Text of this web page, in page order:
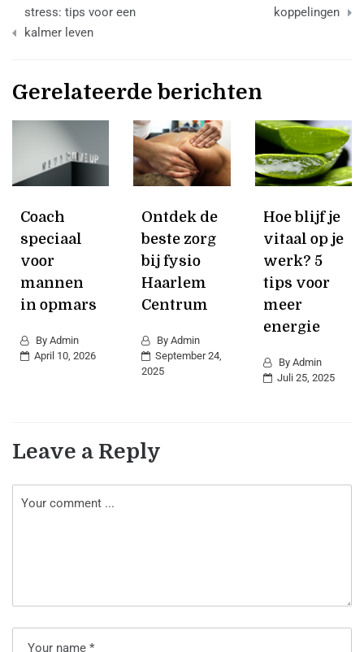
navigatie
stress: tips voor een
kalmer leven
koppelingen
Gerelateerde berichten
Coach
speciaal
voor
mannen
in opmars
By Admin
April 10, 2026
Ontdek de
beste zorg
bij fysio
Haarlem
Centrum
ByAdmin
September 24,
2025
Hoe blijf je
vitaal op je
werk? 5
tips voor
meer
energie
By Admin
Juli 25, 2025
Leave a Reply